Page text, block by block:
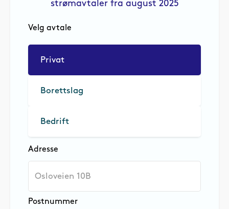
strømavtaler fra august 2025
Velg avtale
Privat
Borettslag
Bedrift
Adresse
Postnummer